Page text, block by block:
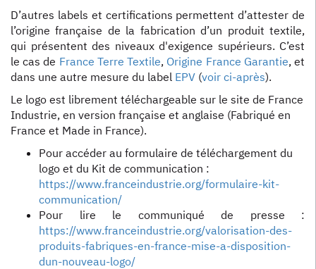
D’autres labels et certifications permettent d’attester de
l’origine française de la fabrication d’un produit textile,
qui présentent des niveaux d'exigence supérieurs. C’est
le cas de France Terre Textile, Origine France Garantie, et
dans une autre mesure du label EPV (voir ci-après).
Le logo est librement téléchargeable sur le site de France
Industrie, en version française et anglaise (Fabriqué en
France et Made in France).
Pour accéder au formulaire de téléchargement du
logo et du Kit de communication :
https://www.franceindustrie.org/formulaire-kit-
communication/
Pour lire le communiqué de presse :
https://www.franceindustrie.org/valorisation-des-
produits-fabriques-en-france-mise-a-disposition-
dun-nouveau-logo/